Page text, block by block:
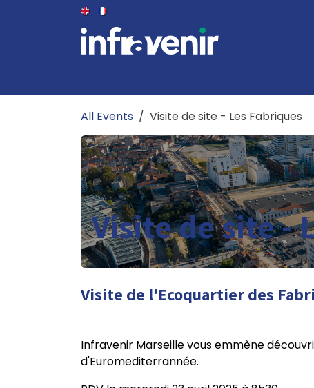
Skip to Content
All Events Visite de site - Les Fabriques
Visite de site -
Visite de l'Ecoquartier des
Infravenir Marseille vous emmène
d'Euromediterrannée.